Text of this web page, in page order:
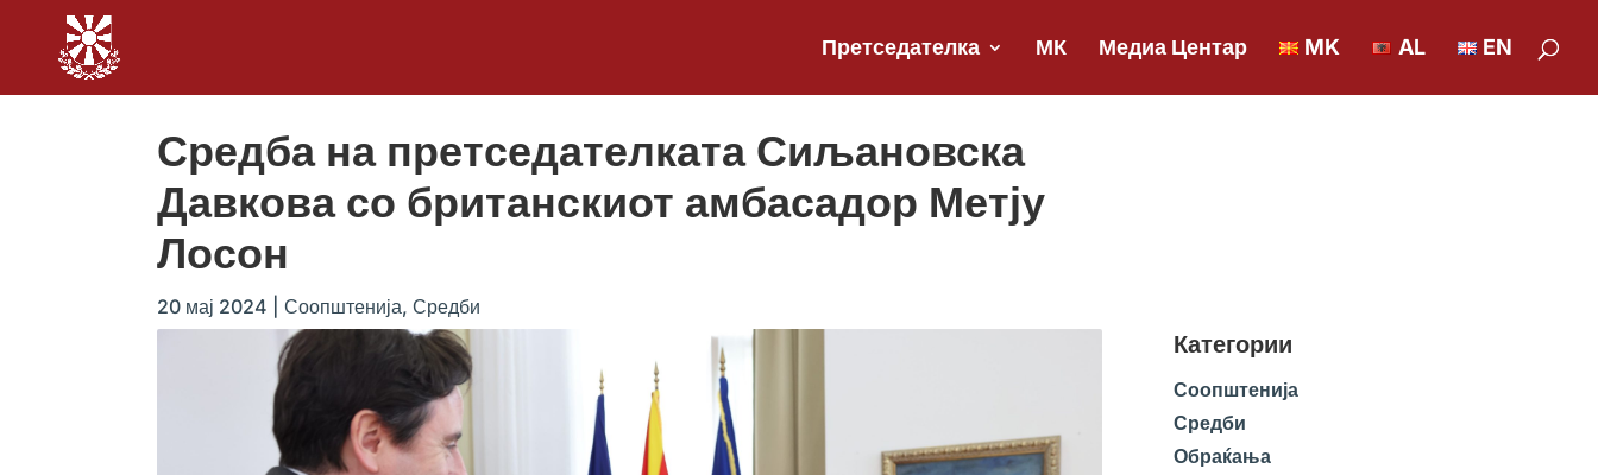
Претседателка МК Медиа Центар MK AL EN
Средба на претседателката Сиљановска
Давкова со британскиот амбасадор Метју
Лосон
20 мај 2024 Соопштенија, Средби
Категории
Соопштенија
Средби
Обраќања